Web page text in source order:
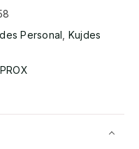
Personal Kujdes